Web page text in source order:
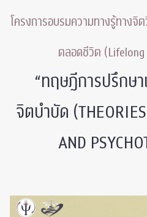
โครงการอบรมความทางรู้ทางจิ
ตลอดชีวิต
“ทฤษฎีการปรึกษ
จิตบำบัด
AND